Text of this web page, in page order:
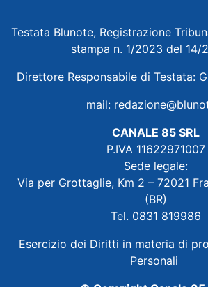
Testata Blunote, Registrazione
stampa n. 1/2023 del 14/
Direttore Responsabile di Testata:
mail:
CANALE 85 SRL
P.IVA 11622971007
Sede legale:
Via per Grottaglie, Km 2 – 72021
(BR)
Tel. 0831 819986
Esercizio dei Diritti in materia di
Personali